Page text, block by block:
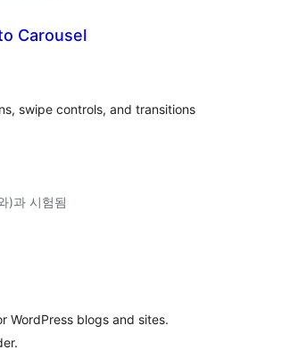
Carousel
swipe controls, and transitions
)과 시험됨
WordPress blogs and sites.